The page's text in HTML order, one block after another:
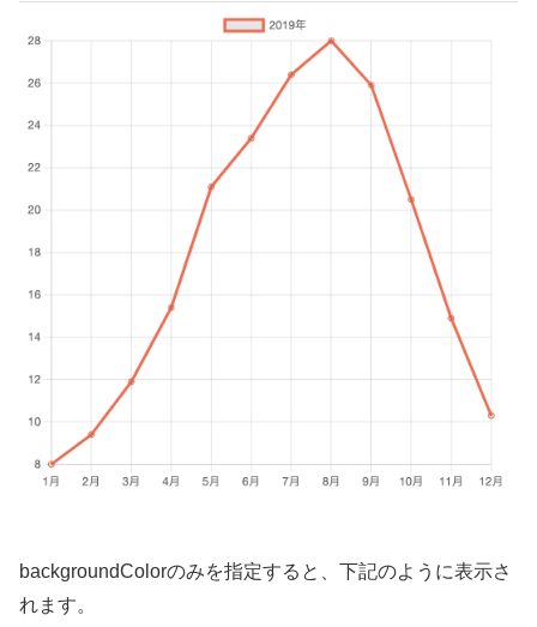
backgroundColorのみを指定すると、下記のように表示さ
れます。